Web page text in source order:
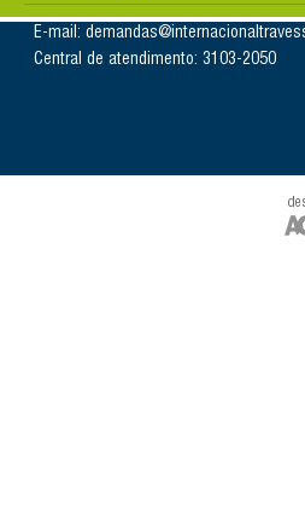
E-mail:
Central de atendimento: 3103-2050